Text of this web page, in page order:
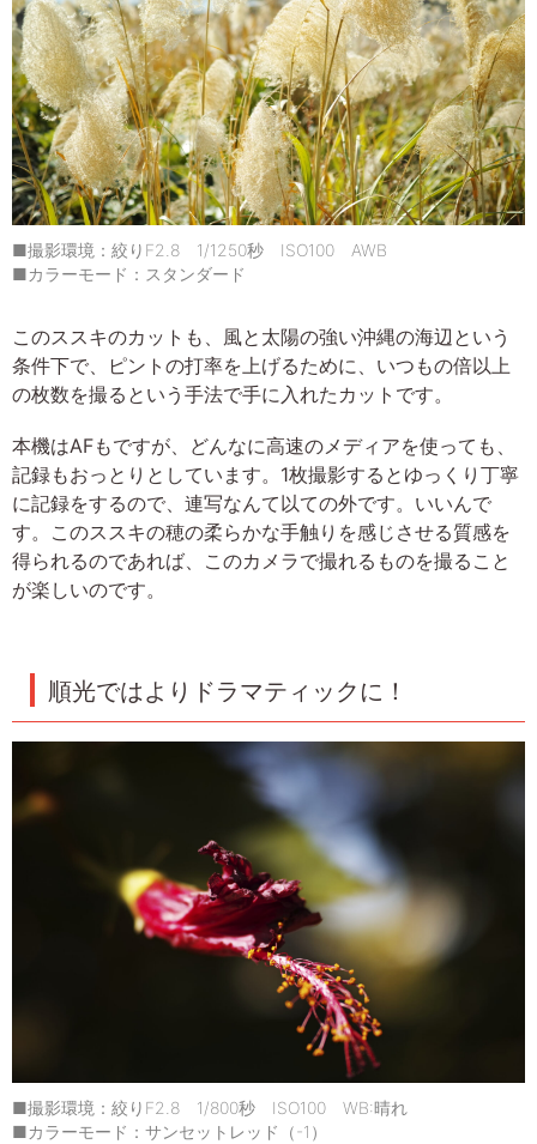
■撮影環境：絞りF2.8 1/1250秒 ISO100 AWB
■カラーモード：スタンダード
このススキのカットも、風と太陽の強い沖縄の海辺という
条件下で、ピントの打率を上げるために、いつもの倍以上
の枚数を撮るという手法で手に入れたカットです。
本機はAFもですが、どんなに高速のメディアを使っても、
記録もおっとりとしています。1枚撮影するとゆっくり丁寧
に記録をするので、連写なんて以ての外です。いいんで
す。このススキの穂の柔らかな手触りを感じさせる質感を
得られるのであれば、このカメラで撮れるものを撮ること
が楽しいのです。
順光ではよりドラマティックに！
■撮影環境：絞りF2.8 1/800秒 ISO100 WB:晴れ
■カラーモード：サンセットレッド（-1）